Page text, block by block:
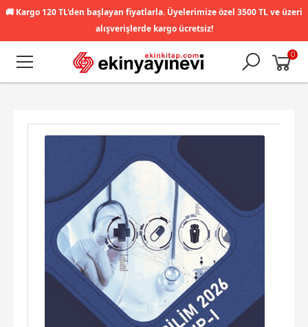
🚚 Kargo 120 TL'den başlayan fiyatlarla. Üyelerimize özel 3500 TL ve üzeri
alışverişlerde kargo ücretsiz!
0